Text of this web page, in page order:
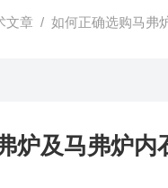
文章 / 如何正确选购马弗
炉及马弗炉内